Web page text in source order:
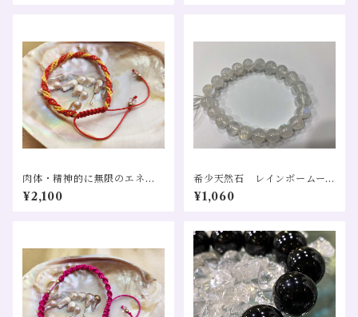
肉体・精神的に無限のエネル
ギーを 水晶 ナイロン 編み込み
ブレス
¥2,100
希少天然石 レインボームー
ンストーン 直径7.5〜8mm
１粒売り
¥1,060